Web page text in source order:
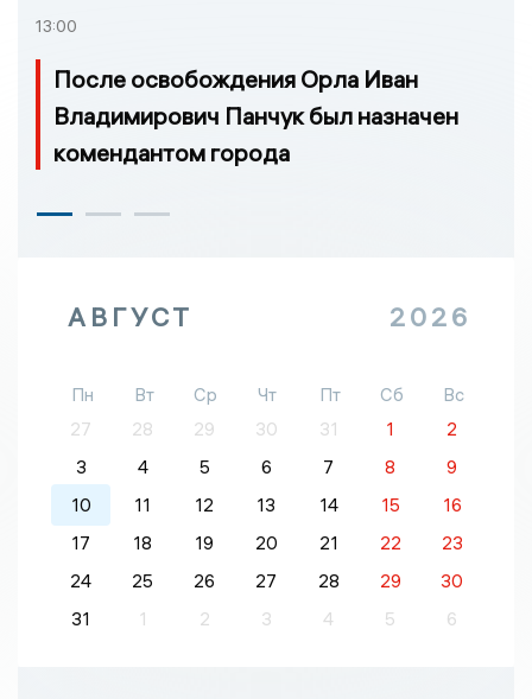
13:00
После освобождения Орла Иван
Владимирович Панчук был назначен
комендантом города
АВГУСТ 2026
Пн Вт Ср Чт Пт Сб
Вс
27
28 29 30 31 1
2
3
4 5 6 7 8
9
10
11 12 13 14 15
16
17
18 19 20 21 22
23
24
25 26 27 28 29
30
31
1 2 3 4 5 6